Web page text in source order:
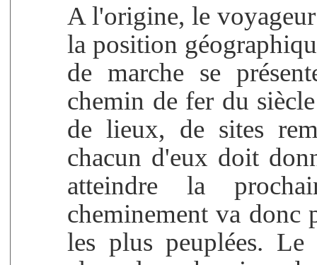
A l'origine, le
la position
de marche se
chemin de fer du
de lieux, de sites
chacun d'eux doit
atteindre la
cheminement va donc
les plus peuplées.